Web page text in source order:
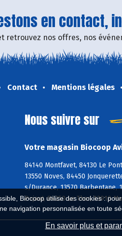
Biocoop utilise des cookies :
navigation personnalisée en toute
En savoir plus et
en contact,
retrouvez nos offres, nos
Contact Mentions légales
Nous suivre sur
Votre magasin Biocoop
84140 Montfavet, 84130 Le
13550 Noves, 84450
s/Durance, 13570 Barbentane,
Pujaut, 84250 Le Thor, 13910